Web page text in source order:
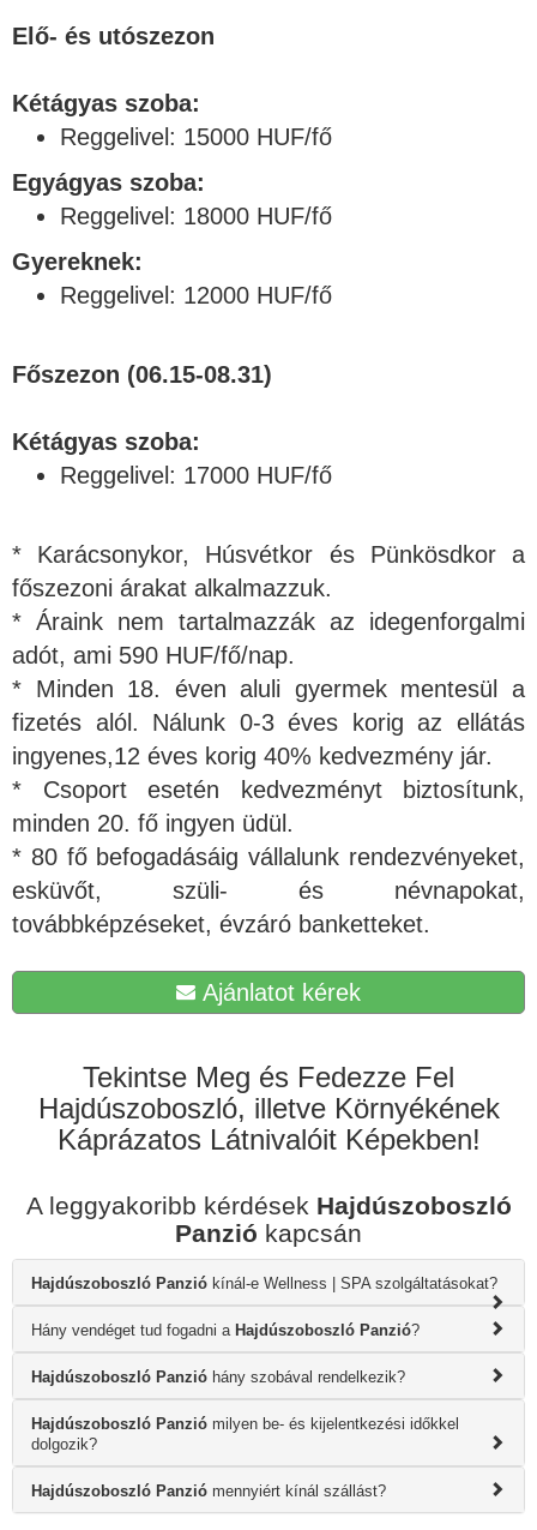
Elő- és utószezon
Kétágyas szoba:
Reggelivel: 15000 HUF/fő
Egyágyas szoba:
Reggelivel: 18000 HUF/fő
Gyereknek:
Reggelivel: 12000 HUF/fő
Főszezon (06.15-08.31)
Kétágyas szoba:
Reggelivel: 17000 HUF/fő
* Karácsonykor, Húsvétkor és Pünkösdkor a
főszezoni árakat alkalmazzuk.
* Áraink nem tartalmazzák az idegenforgalmi
adót, ami 590 HUF/fő/nap.
* Minden 18. éven aluli gyermek mentesül a
fizetés alól. Nálunk 0-3 éves korig az ellátás
ingyenes,12 éves korig 40% kedvezmény jár.
* Csoport esetén kedvezményt biztosítunk,
minden 20. fő ingyen üdül.
* 80 fő befogadásáig vállalunk rendezvényeket,
esküvőt, szüli- és névnapokat,
továbbképzéseket, évzáró banketteket.
Ajánlatot kérek
Tekintse Meg és Fedezze Fel
Hajdúszoboszló, illetve Környékének
Káprázatos Látnivalóit Képekben!
A leggyakoribb kérdések Hajdúszoboszló
Panzió kapcsán
Hajdúszoboszló Panzió kínál-e Wellness | SPA szolgáltatásokat?
Hány vendéget tud fogadni a Hajdúszoboszló Panzió?
Hajdúszoboszló Panzió hány szobával rendelkezik?
Hajdúszoboszló Panzió milyen be- és kijelentkezési időkkel
dolgozik?
Hajdúszoboszló Panzió mennyiért kínál szállást?